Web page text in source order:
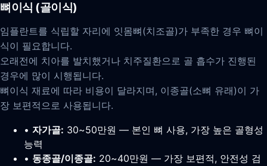
뼈이식 (골이식)
임플란트를 식립할 자리에 잇몸뼈(치조골)가 부족한 경우 뼈이
식이 필요합니다.
오래전에 치아를 발치했거나 치주질환으로 골 흡수가 진행된
경우에 많이 시행됩니다.
뼈이식 재료에 따라 비용이 달라지며, 이종골(소뼈 유래)이 가
장 보편적으로 사용됩니다.
• 자가골: 30~50만원 — 본인 뼈 사용, 가장 높은 골형성
능력
• 동종골/이종골: 20~40만원 — 가장 보편적, 안전성 검